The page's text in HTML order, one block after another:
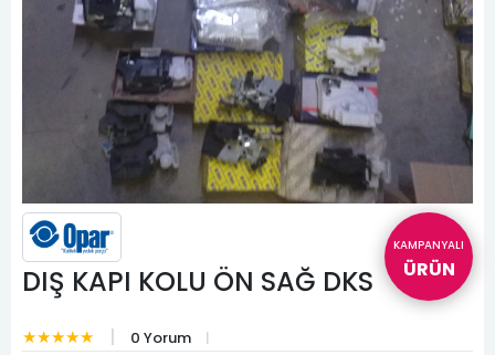
KAMPANYALI
ÜRÜN
DIŞ KAPI KOLU ÖN SAĞ DKS
★★★★★ 0 Yorum